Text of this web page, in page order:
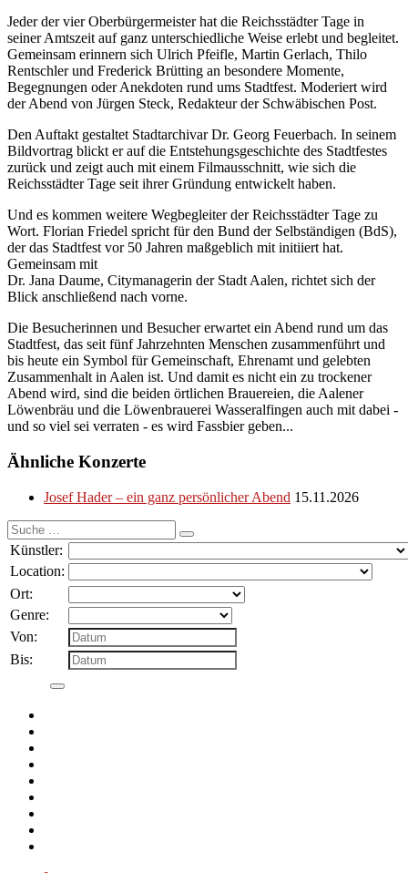
Jeder der vier Oberbürgermeister hat die Reichsstädter Tage in
seiner Amtszeit auf ganz unterschiedliche Weise erlebt und begleitet.
Gemeinsam erinnern sich Ulrich Pfeifle, Martin Gerlach, Thilo
Rentschler und Frederick Brütting an besondere Momente,
Begegnungen oder Anekdoten rund ums Stadtfest. Moderiert wird
der Abend von Jürgen Steck, Redakteur der Schwäbischen Post.
Den Auftakt gestaltet Stadtarchivar Dr. Georg Feuerbach. In seinem
Bildvortrag blickt er auf die Entstehungsgeschichte des Stadtfestes
zurück und zeigt auch mit einem Filmausschnitt, wie sich die
Reichsstädter Tage seit ihrer Gründung entwickelt haben.
Und es kommen weitere Wegbegleiter der Reichsstädter Tage zu
Wort. Florian Friedel spricht für den Bund der Selbständigen (BdS),
der das Stadtfest vor 50 Jahren maßgeblich mit initiiert hat.
Gemeinsam mit
Dr. Jana Daume, Citymanagerin der Stadt Aalen, richtet sich der
Blick anschließend nach vorne.
Die Besucherinnen und Besucher erwartet ein Abend rund um das
Stadtfest, das seit fünf Jahrzehnten Menschen zusammenführt und
bis heute ein Symbol für Gemeinschaft, Ehrenamt und gelebten
Zusammenhalt in Aalen ist. Und damit es nicht ein zu trockener
Abend wird, sind die beiden örtlichen Brauereien, die Aalener
Löwenbräu und die Löwenbrauerei Wasseralfingen auch mit dabei -
und so viel sei verraten - es wird Fassbier geben...
Ähnliche Konzerte
Josef Hader – ein ganz persönlicher Abend 15.11.2026
Suche
nach:
Künstler:
Location:
Ort:
Genre:
Von:
Bis: